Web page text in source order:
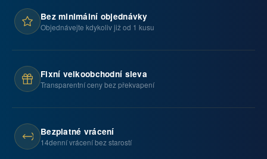
Bez minimální objednávky
Objednávejte kdykoliv již od 1 kusu
Fixní velkoobchodní sleva
Transparentní ceny bez překvapení
Bezplatné vrácení
14denní vrácení bez starostí